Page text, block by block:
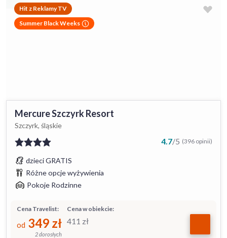
Hit z Reklamy TV
Summer Black Weeks
Mercure Szczyrk Resort
Szczyrk, śląskie
4.7/5 (396 opinii)
dzieci GRATIS
Różne opcje wyżywienia
Pokoje Rodzinne
Cena w obiekcie:
411 zł
Cena Travelist:
od 349 zł
2 dorosłych